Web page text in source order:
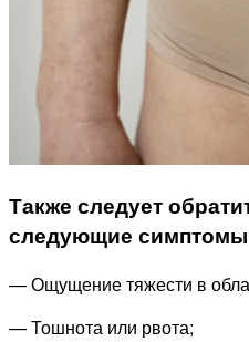
Также следует
следующие
— Ощущение тяжести в
— Тошнота или рвота;